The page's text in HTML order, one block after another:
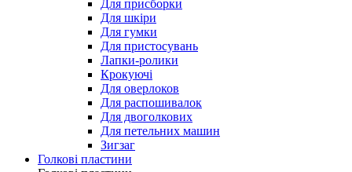
Для присборки
Для шкіри
Для гумки
Для пристосувань
Лапки-ролики
Крокуючі
Для оверлоков
Для распошивалок
Для двоголкових
Для петельних машин
Зигзаг
Голкові пластини